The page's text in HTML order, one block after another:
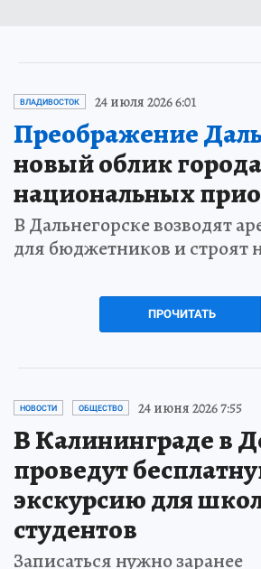
ВЛАДИВОСТОК 24 июля 2026 6:01
Преображение
новый облик
национальных
В Дальнегорске возводят
для бюджетников и строят
ПРОЧИТАТЬ
НОВОСТИ ОБЩЕСТВО 24 июня 2026 7:55
В Калининграде в
проведут
экскурсию для
студентов
Записаться нужно заранее